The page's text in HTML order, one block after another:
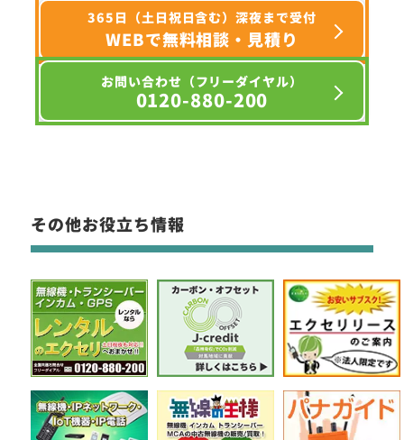
365日（土日祝日含む）深夜まで受付
WEBで無料相談・見積り
お問い合わせ（フリーダイヤル）
0120-880-200
その他お役立ち情報